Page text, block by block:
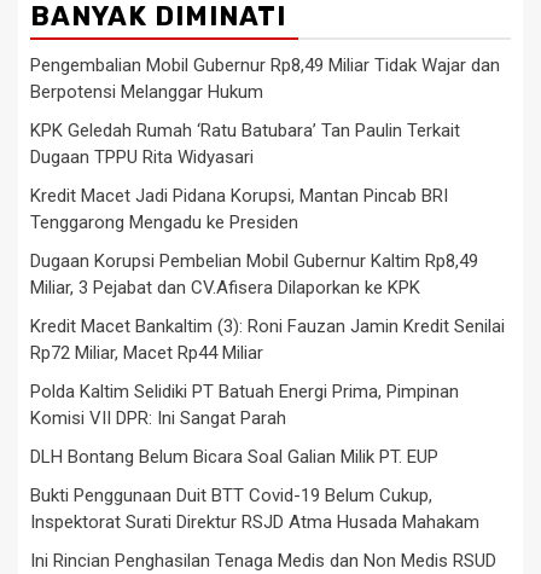
BANYAK DIMINATI
Pengembalian Mobil Gubernur Rp8,49 Miliar Tidak Wajar dan
Berpotensi Melanggar Hukum
KPK Geledah Rumah ‘Ratu Batubara’ Tan Paulin Terkait
Dugaan TPPU Rita Widyasari
Kredit Macet Jadi Pidana Korupsi, Mantan Pincab BRI
Tenggarong Mengadu ke Presiden
Dugaan Korupsi Pembelian Mobil Gubernur Kaltim Rp8,49
Miliar, 3 Pejabat dan CV.Afisera Dilaporkan ke KPK
Kredit Macet Bankaltim (3): Roni Fauzan Jamin Kredit Senilai
Rp72 Miliar, Macet Rp44 Miliar
Polda Kaltim Selidiki PT Batuah Energi Prima, Pimpinan
Komisi VII DPR: Ini Sangat Parah
DLH Bontang Belum Bicara Soal Galian Milik PT. EUP
Bukti Penggunaan Duit BTT Covid-19 Belum Cukup,
Inspektorat Surati Direktur RSJD Atma Husada Mahakam
Ini Rincian Penghasilan Tenaga Medis dan Non Medis RSUD